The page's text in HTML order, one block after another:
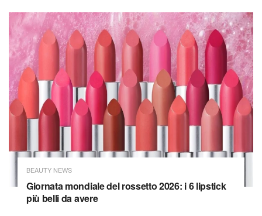
BEAUTY NEWS
Giornata mondiale del rossetto 2026: i 6 lipstick
più belli da avere